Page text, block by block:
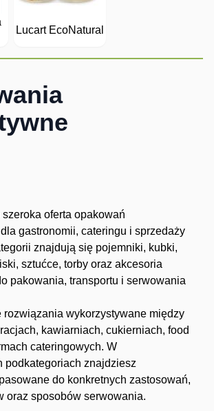
Lucart EcoNatural
szeroka oferta opakowań
gastronomii, cateringu i sprzedaży
znajdują się pojemniki, kubki,
sztućce, torby oraz akcesoria
pakowania, transportu i serwowania
rozwiązania wykorzystywane między
kawiarniach, cukierniach, food
cateringowych. W
podkategoriach znajdziesz
do konkretnych zastosowań,
oraz sposobów serwowania.